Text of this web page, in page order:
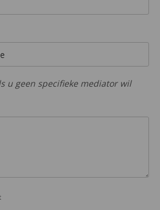
u geen specifieke mediator wil